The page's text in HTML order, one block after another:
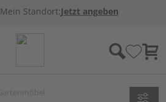
Mein Standort:Jetzt angeben